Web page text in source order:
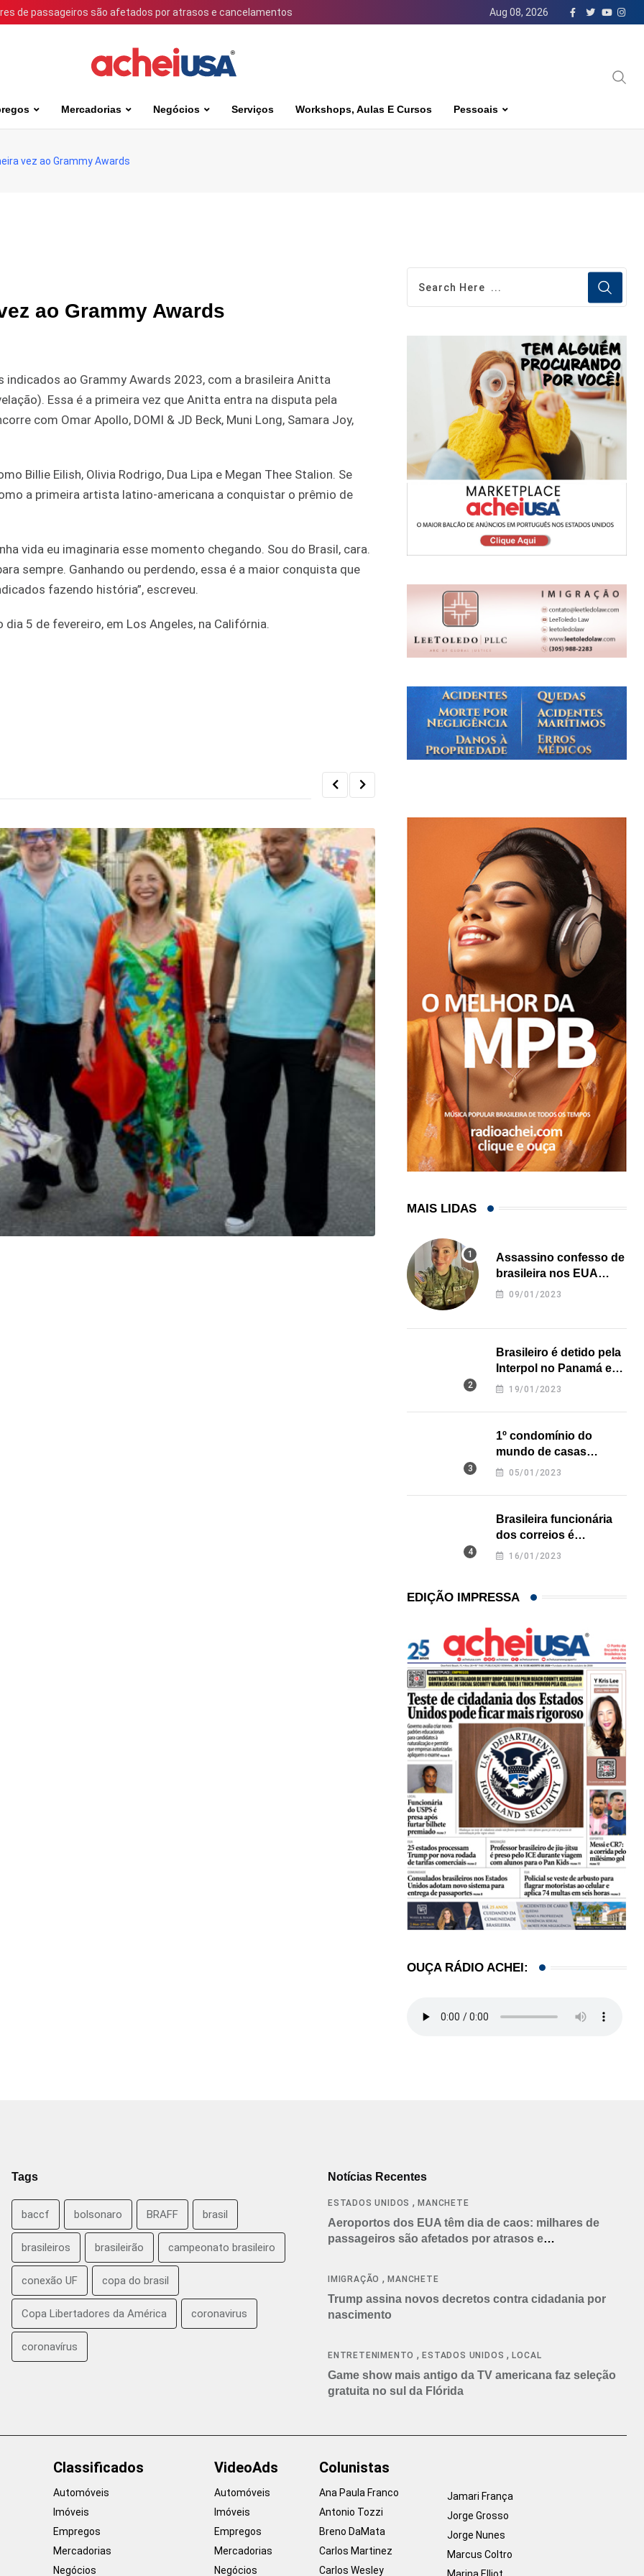
de passageiros são afetados por atrasos e cancelamentos Aug 08, 2026
Mercadorias Negócios Serviços Workshops, Aulas E Cursos Pessoais
vez ao Grammy Awards
ao Grammy Awards
ao Grammy Awards 2023, com a brasileira Anitta
Essa é a primeira vez que Anitta entra na disputa pela
com Omar Apollo, DOMI & JD Beck, Muni Long, Samara Joy,
Billie Eilish, Olivia Rodrigo, Dua Lipa e Megan Thee Stalion. Se
a primeira artista latino-americana a conquistar o prêmio de
vida eu imaginaria esse momento chegando. Sou do Brasil, cara.
sempre. Ganhando ou perdendo, essa é a maior conquista que
fazendo história”, escreveu.
5 de fevereiro, em Los Angeles, na Califórnia.
GENE DE SOUZA,MÚSICA
Fernanda Abreu traz seu show eletrizante ao
MAIS LIDAS
Assassino confesso de
brasileira nos EUA
revela onde deixou o
09/01/2023
Brasileiro é detido pela
Interpol no Panamá e
pode pegar prisão
19/01/2023
1º condomínio do
mundo de casas
impressas em 3D é
05/01/2023
Brasileira funcionária
dos correios é
assassinada a facadas
16/01/2023
EDIÇÃO IMPRESSA
OUÇA RÁDIO ACHEI:
Tags
baccf bolsonaro BRAFF brasil
brasileiros brasileirão campeonato brasileiro
conexão UF copa do brasil
Copa Libertadores da América coronavirus
coronavírus
Notícias Recentes
ESTADOS UNIDOS ,MANCHETE
Aeroportos dos EUA têm dia de caos: milhares de
passageiros são afetados por atrasos e
IMIGRAÇÃO ,MANCHETE
Trump assina novos decretos contra cidadania por
nascimento
ENTRETENIMENTO ,ESTADOS UNIDOS ,LOCAL
Game show mais antigo da TV americana faz seleção
gratuita no sul da Flórida
Classificados
Automóveis
Imóveis
Empregos
Mercadorias
Negócios
VideoAds
Automóveis
Imóveis
Empregos
Mercadorias
Negócios
Colunistas
Ana Paula Franco
Antonio Tozzi
Breno DaMata
Carlos Martinez
Carlos Wesley
Jamari França
Jorge Grosso
Jorge Nunes
Marcus Coltro